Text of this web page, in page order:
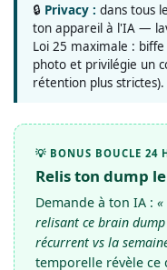
🔒 Privacy : dans tous
ton appareil à l'IA —
Loi 25 maximale : biffe
photo et privilégie un
rétention plus strictes).
💡 BONUS BOUCLE 24
Relis ton dump
Demande à ton IA : «
relisant ce brain
récurrent vs la
temporelle révèle ce